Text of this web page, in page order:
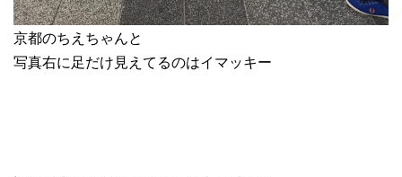
京都のちえちゃんと
写真右に足だけ見えてるのはイマッキー